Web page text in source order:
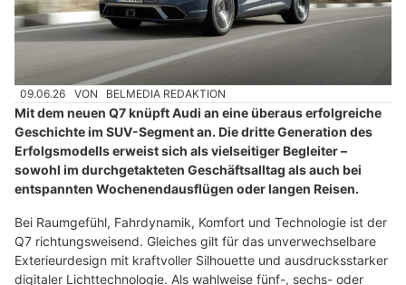
09.06.26 VON BELMEDIA REDAKTION
Mit dem neuen Q7 knüpft Audi an eine überaus erfolgreiche
Geschichte im SUV-Segment an. Die dritte Generation des
Erfolgsmodells erweist sich als vielseitiger Begleiter –
sowohl im durchgetakteten Geschäftsalltag als auch bei
entspannten Wochenendausflügen oder langen Reisen.
Bei Raumgefühl, Fahrdynamik, Komfort und Technologie ist der
Q7 richtungsweisend. Gleiches gilt für das unverwechselbare
Exterieurdesign mit kraftvoller Silhouette und ausdrucksstarker
digitaler Lichttechnologie. Als wahlweise fünf-, sechs- oder